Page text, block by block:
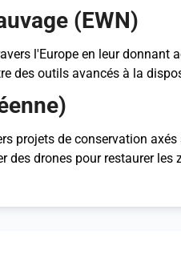
(EWN)
l'Europe en leur
des outils avancés à la
projets de conservation
drones pour restaurer